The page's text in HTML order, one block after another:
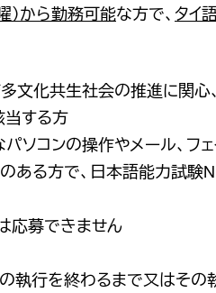
）から勤務可能な方で、 タイ
文化共生社会の推進に関心
当する方
ソコンの操作やメール、フ
る方で、日本語能力試験
応募できません
執行を終わるまで又はそ